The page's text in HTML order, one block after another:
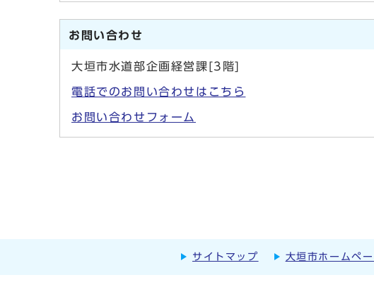
お問い合わせ
大垣市水道部企画経営課[3階]
電話でのお問い合わせはこちら
お問い合わせフォーム
サイトマップ 大垣市ホームペ